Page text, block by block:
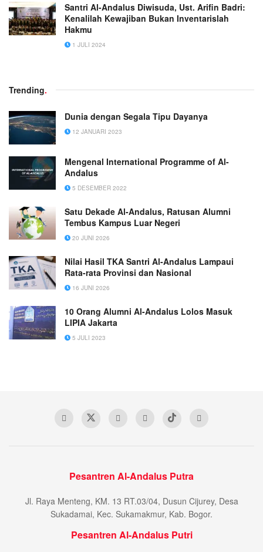
Santri Al-Andalus Diwisuda, Ust. Arifin Badri:
Kenalilah Kewajiban Bukan Inventarislah
Hakmu
1 JULI 2024
Trending.
Dunia dengan Segala Tipu Dayanya
12 JANUARI 2023
Mengenal International Programme of Al-
Andalus
5 DESEMBER 2022
Satu Dekade Al-Andalus, Ratusan Alumni
Tembus Kampus Luar Negeri
20 JUNI 2026
Nilai Hasil TKA Santri Al-Andalus Lampaui
Rata-rata Provinsi dan Nasional
16 JUNI 2026
10 Orang Alumni Al-Andalus Lolos Masuk
LIPIA Jakarta
5 JULI 2023
Pesantren Al-Andalus Putra
Jl. Raya Menteng, KM. 13 RT.03/04, Dusun Cijurey, Desa
Sukadamai, Kec. Sukamakmur, Kab. Bogor.
Pesantren Al-Andalus Putri